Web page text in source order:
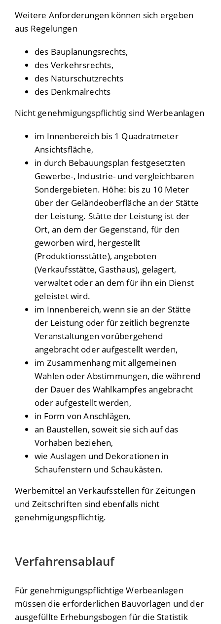
Weitere Anforderungen können sich ergeben
aus Regelungen
des Bauplanungsrechts,
des Verkehrsrechts,
des Naturschutzrechts
des Denkmalrechts
Nicht genehmigungspflichtig sind Werbeanlagen
im Innenbereich bis 1 Quadratmeter
Ansichtsfläche,
in durch Bebauungsplan festgesetzten
Gewerbe-, Industrie- und vergleichbaren
Sondergebieten. Höhe: bis zu 10 Meter
über der Geländeoberfläche an der Stätte
der Leistung. Stätte der Leistung ist der
Ort, an dem der Gegenstand, für den
geworben wird, hergestellt
(Produktionsstätte), angeboten
(Verkaufsstätte, Gasthaus), gelagert,
verwaltet oder an dem für ihn ein Dienst
geleistet wird.
im Innenbereich, wenn sie an der Stätte
der Leistung oder für zeitlich begrenzte
Veranstaltungen vorübergehend
angebracht oder aufgestellt werden,
im Zusammenhang mit allgemeinen
Wahlen oder Abstimmungen, die während
der Dauer des Wahlkampfes angebracht
oder aufgestellt werden,
in Form von Anschlägen,
an Baustellen, soweit sie sich auf das
Vorhaben beziehen,
wie Auslagen und Dekorationen in
Schaufenstern und Schaukästen.
Werbemittel an Verkaufsstellen für Zeitungen
und Zeitschriften sind ebenfalls nicht
genehmigungspflichtig.
Verfahrensablauf
Für genehmigungspflichtige Werbeanlagen
müssen die erforderlichen Bauvorlagen und der
ausgefüllte Erhebungsbogen für die Statistik